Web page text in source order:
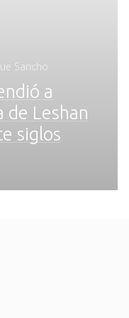
Sancho
a
de Leshan
siglos